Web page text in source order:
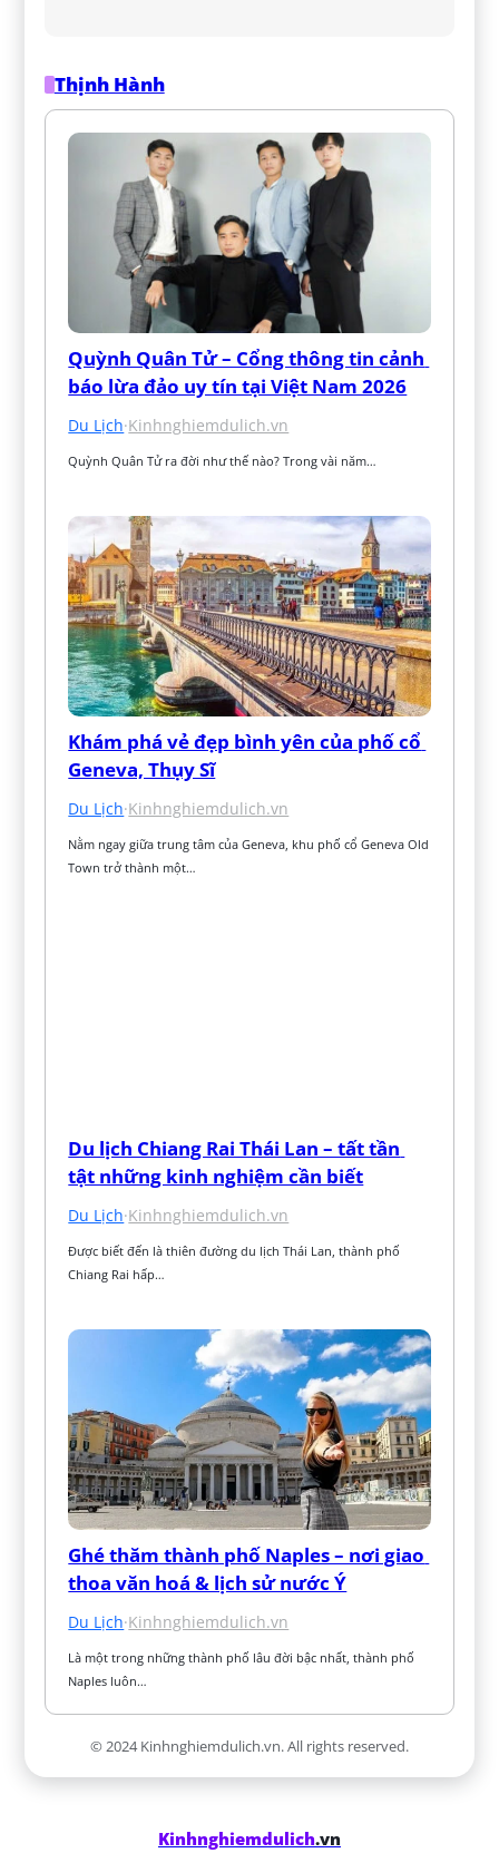
Thịnh Hành
Quỳnh Quân Tử – Cổng thông tin cảnh
báo lừa đảo uy tín tại Việt Nam 2026
Du Lịch·Kinhnghiemdulich.vn
Quỳnh Quân Tử ra đời như thế nào? Trong vài năm…
Khám phá vẻ đẹp bình yên của phố cổ
Geneva, Thụy Sĩ
Du Lịch·Kinhnghiemdulich.vn
Nằm ngay giữa trung tâm của Geneva, khu phố cổ Geneva Old
Town trở thành một…
Du lịch Chiang Rai Thái Lan – tất tần
tật những kinh nghiệm cần biết
Du Lịch·Kinhnghiemdulich.vn
Được biết đến là thiên đường du lịch Thái Lan, thành phố
Chiang Rai hấp…
Ghé thăm thành phố Naples – nơi giao
thoa văn hoá & lịch sử nước Ý
Du Lịch·Kinhnghiemdulich.vn
Là một trong những thành phố lâu đời bậc nhất, thành phố
Naples luôn…
© 2024 Kinhnghiemdulich.vn. All rights reserved.
Kinhnghiemdulich.vn